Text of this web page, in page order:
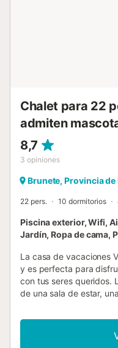
Chalet para 22
admiten
8,7
3 opiniones
Brunete, Provincia
22 pers. 10 dormitorios
Piscina exterior, Wifi,
Jardín, Ropa de cama,
La casa de vacaciones
y es perfecta para
con tus seres queridos.
de una sala de estar,
adicionales incluyen
lavadora y toallas de
mesa de billar a su